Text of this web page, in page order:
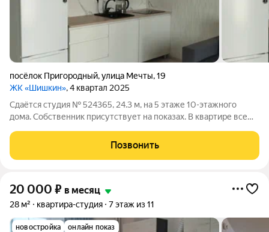
посёлок Пригородный,улица Мечты,19
ЖК «Шишкин», 4 квартал 2025
Сдаётся студия № 524365, 24.3 м, на 5 этаже 10-этажного
дома. Собственник присутствует на показах. В квартире все
оплачиваются отдельно. Счетчики оплачиваются отдельно. По
условиям проживания: можно
Позвонить
20 000 ₽ в месяц
28 м² квартира-студия 7 этаж из 11
новостройка онлайн показ